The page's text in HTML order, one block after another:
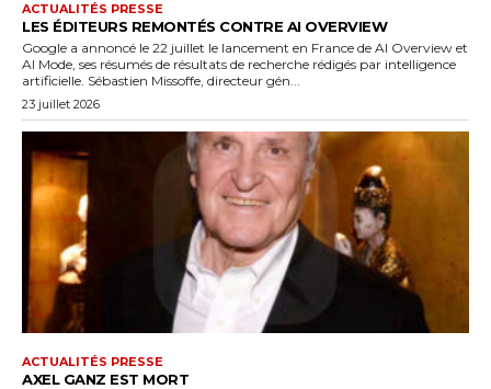
ACTUALITÉS PRESSE
LES ÉDITEURS REMONTÉS CONTRE AI OVERVIEW
Google a annoncé le 22 juillet le lancement en France de AI Overview et
AI Mode, ses résumés de résultats de recherche rédigés par intelligence
artificielle. Sébastien Missoffe, directeur gén...
23 juillet 2026
ACTUALITÉS PRESSE
AXEL GANZ EST MORT